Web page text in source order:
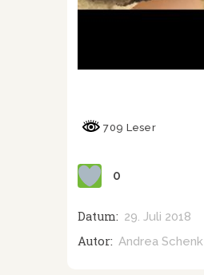
709 Leser
0
Datum: 29. Juli 2018
Autor: Andrea Schenk